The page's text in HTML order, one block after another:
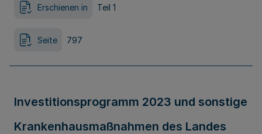
Erschienen in Teil 1
Seite 797
Investitionsprogramm 2023 und sonstige
Krankenhausmaßnahmen des Landes